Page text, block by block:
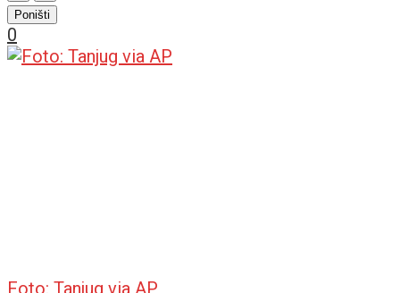
Poništi
0
Foto: Tanjug via AP